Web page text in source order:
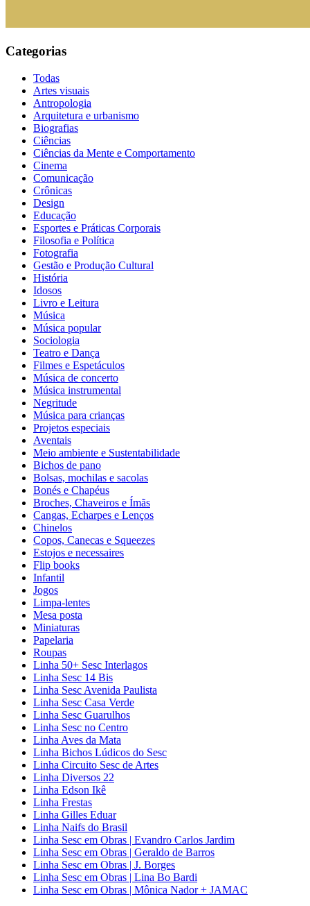
Categorias
Todas
Artes visuais
Antropologia
Arquitetura e urbanismo
Biografias
Ciências
Ciências da Mente e Comportamento
Cinema
Comunicação
Crônicas
Design
Educação
Esportes e Práticas Corporais
Filosofia e Política
Fotografia
Gestão e Produção Cultural
História
Idosos
Livro e Leitura
Música
Música popular
Sociologia
Teatro e Dança
Filmes e Espetáculos
Música de concerto
Música instrumental
Negritude
Música para crianças
Projetos especiais
Aventais
Meio ambiente e Sustentabilidade
Bichos de pano
Bolsas, mochilas e sacolas
Bonés e Chapéus
Broches, Chaveiros e Ímãs
Cangas, Echarpes e Lenços
Chinelos
Copos, Canecas e Squeezes
Estojos e necessaires
Flip books
Infantil
Jogos
Limpa-lentes
Mesa posta
Miniaturas
Papelaria
Roupas
Linha 50+ Sesc Interlagos
Linha Sesc 14 Bis
Linha Sesc Avenida Paulista
Linha Sesc Casa Verde
Linha Sesc Guarulhos
Linha Sesc no Centro
Linha Aves da Mata
Linha Bichos Lúdicos do Sesc
Linha Circuito Sesc de Artes
Linha Diversos 22
Linha Edson Ikê
Linha Frestas
Linha Gilles Eduar
Linha Naifs do Brasil
Linha Sesc em Obras | Evandro Carlos Jardim
Linha Sesc em Obras | Geraldo de Barros
Linha Sesc em Obras | J. Borges
Linha Sesc em Obras | Lina Bo Bardi
Linha Sesc em Obras | Mônica Nador + JAMAC